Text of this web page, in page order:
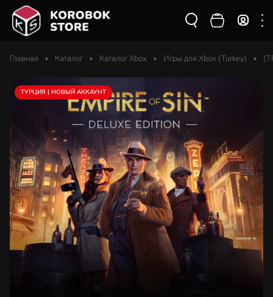
Главная Каталог Каталог Xbox Игры для Xbox (Turkey)
ТУРЦИЯ | НОВЫЙ АККАУНТ